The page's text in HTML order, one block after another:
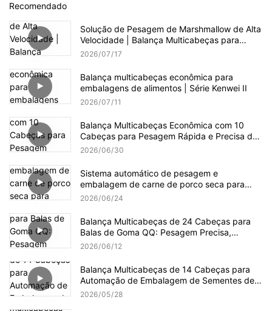
Recomendado
Solução de Pesagem de Marshmallow de Alta
Velocidade | Balança Multicabeças para
Produção de Doces
2026 07 17
Balança multicabeças econômica para
embalagens de alimentos | Série Kenwei II
2026 07 11
Balança Multicabeças Econômica com 10
Cabeças para Pesagem Rápida e Precisa de
Grânulos
2026 06 30
Sistema automático de pesagem e
embalagem de carne de porco seca para
embalagens pequenas e grandes.
2026 06 24
Balança Multicabeças de 24 Cabeças para
Balas de Goma QQ: Pesagem Precisa,
Delicada e Eficiente
2026 06 12
Balança Multicabeças de 14 Cabeças para
Automação de Embalagem de Sementes de
Girassol
2026 05 28